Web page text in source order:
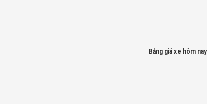
Bảng giá xe hôm nay